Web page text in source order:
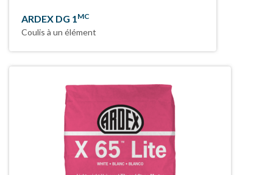
ARDEX DG 1MC
Coulis à un élément